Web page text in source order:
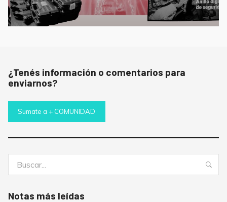
¿Tenés información o comentarios para
enviarnos?
Sumate a + COMUNIDAD
Notas más leídas